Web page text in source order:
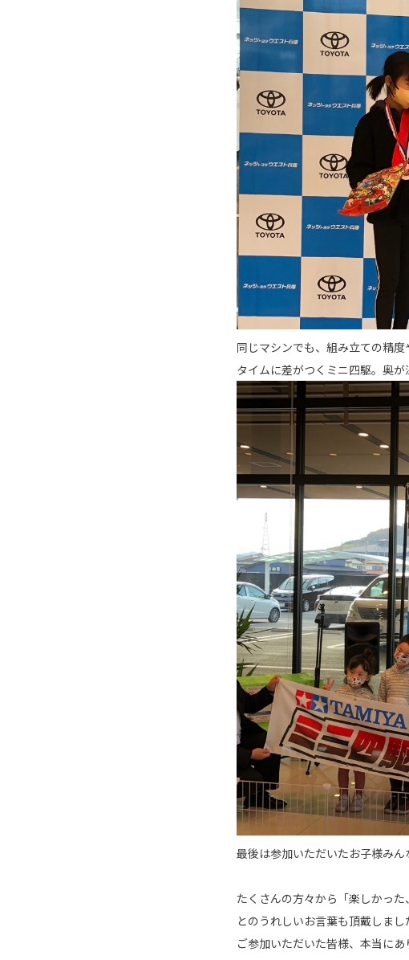
同じマシンでも、組み立ての精
タイムに差がつくミニ四駆。奥が
最後は参加いただいたお子様みん
たくさんの方々から「楽しかった
とのうれしいお言葉も頂戴しまし
ご参加いただいた皆様、本当にあ